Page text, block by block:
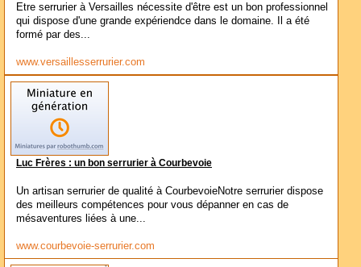
Etre serrurier à Versailles nécessite d'être est un bon professionnel
qui dispose d'une grande expériendce dans le domaine. Il a été
formé par des...
www.versaillesserrurier.com
Luc Frères : un bon serrurier à Courbevoie
Un artisan serrurier de qualité à CourbevoieNotre serrurier dispose
des meilleurs compétences pour vous dépanner en cas de
mésaventures liées à une...
www.courbevoie-serrurier.com